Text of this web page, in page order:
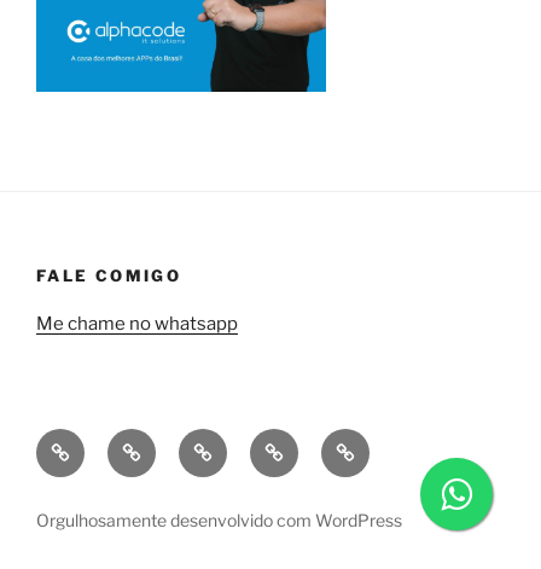
FALE COMIGO
Me chame no whatsapp
Quem
sou
Minha
empresa
Contrate
uma
Soluções
financeiras
Tecnologia
Orgulhosamente desenvolvido com WordPress